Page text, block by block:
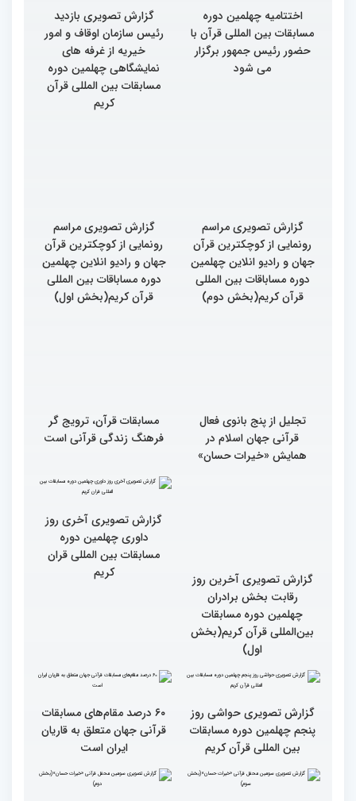
اختتامیه چهلمین دوره
مسابقات بین المللی قرآن با
حضور رئیس جمهور برگزار
می شود
گزارش تصویری بازدید
رئیس سازمان اوقاف و امور
خیریه از غرفه های
نمایشگاهی چهلمین دوره
مسابقات بین المللی قرآن
کریم
گزارش تصویری مراسم
رونمایی از کوچکترین قرآن
جهان و رادیو انلاین چهلمین
دوره مساباقات بین المللی
قرآن کریم(بخش دوم)
گزارش تصویری مراسم
رونمایی از کوچکترین قرآن
جهان و رادیو انلاین چهلمین
دوره مساباقات بین المللی
قرآن کریم(بخش اول)
تجلیل از پنج بانوی فعال
قرآنی جهان اسلام در
همایش «خیرات حسان»
مسابقات قرآن، ترویج گر
فرهنگ زندگی قرآنی است
گزارش تصویری آخرین روز
رقابت بخش برادران
چهلمین دوره مسابقات
بین‌المللی قرآن کریم(بخش
اول)
گزارش تصویری آخری روز
گزارش تصویری حواشی روز
پنجم چهلمین دوره مسابقات
۶۰ درصد مقام‌های مسابقات
قرآنی جهان متعلق به قاریان